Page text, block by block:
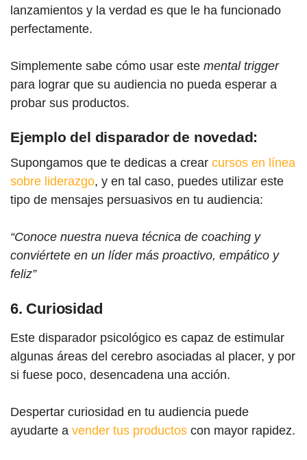
lanzamientos y la verdad es que le ha funcionado
perfectamente.
Simplemente sabe cómo usar este mental trigger
para lograr que su audiencia no pueda esperar a
probar sus productos.
Ejemplo del disparador de novedad:
Supongamos que te dedicas a crear cursos en línea
sobre liderazgo, y en tal caso, puedes utilizar este
tipo de mensajes persuasivos en tu audiencia:
“Conoce nuestra nueva técnica de coaching y
conviértete en un líder más proactivo, empático y
feliz”
6. Curiosidad
Este disparador psicológico es capaz de estimular
algunas áreas del cerebro asociadas al placer, y por
si fuese poco, desencadena una acción.
Despertar curiosidad en tu audiencia puede
ayudarte a vender tus productos con mayor rapidez.